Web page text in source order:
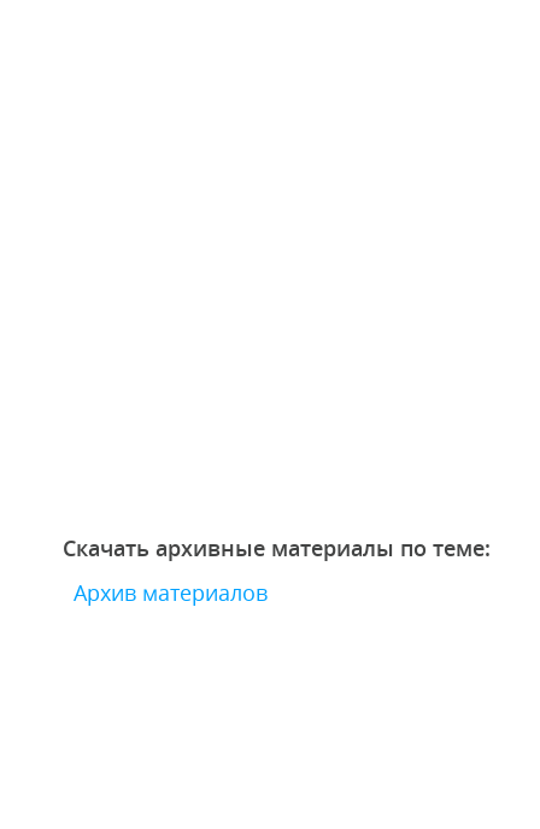
Скачать архивные материалы по теме:
Архив материалов